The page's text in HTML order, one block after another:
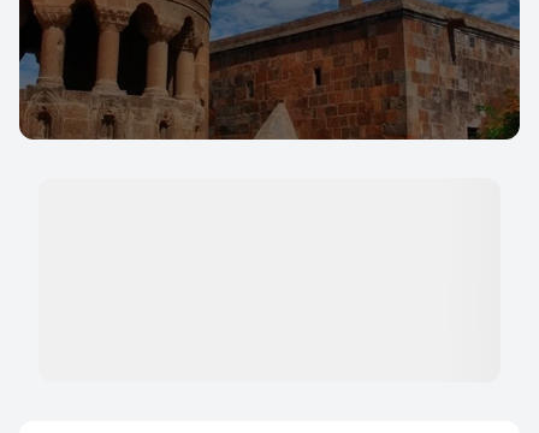
Location de voitures